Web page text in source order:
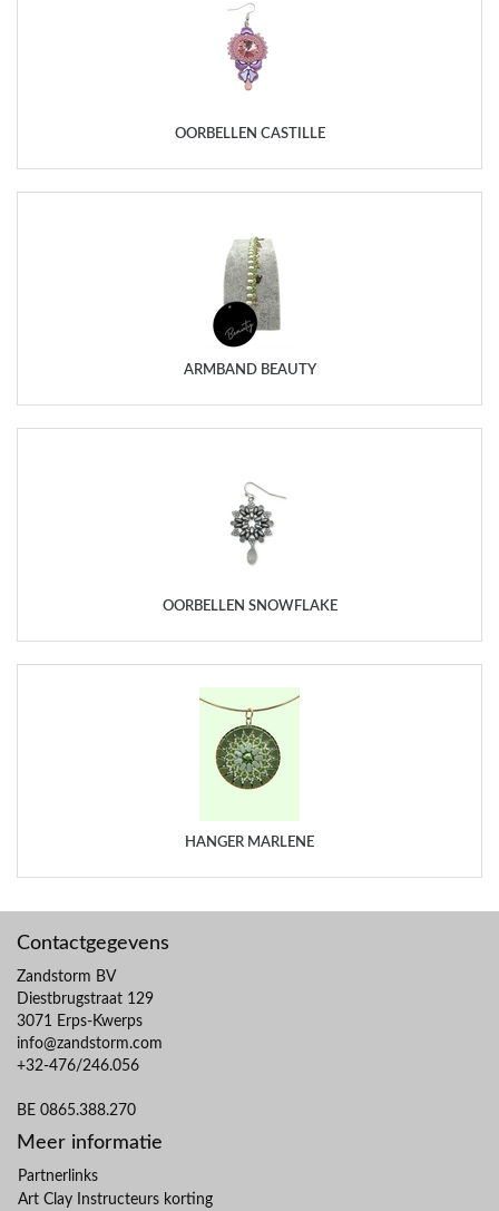
OORBELLEN CASTILLE
ARMBAND BEAUTY
OORBELLEN SNOWFLAKE
HANGER MARLÈNE
Contactgegevens
Zandstorm BV
Diestbrugstraat 129
3071 Erps-Kwerps
info@zandstorm.com
+32-476/246.056
BE 0865.388.270
Meer informatie
Partnerlinks
Art Clay Instructeurs korting